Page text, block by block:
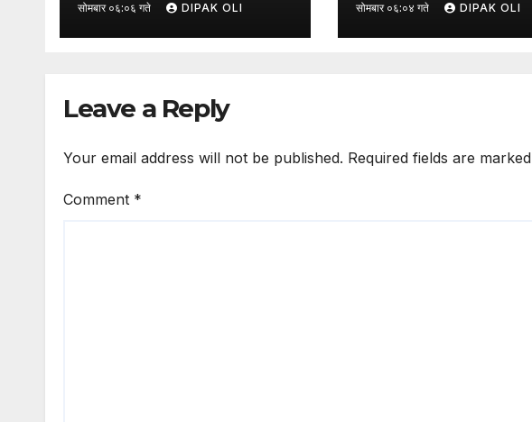
सोमबार ०६:०६ गते DIPAK OLI सोमबार ०६:०४ गते DIPAK OLI
Leave a Reply
Your email address will not be published. Required fields are marked
Comment *